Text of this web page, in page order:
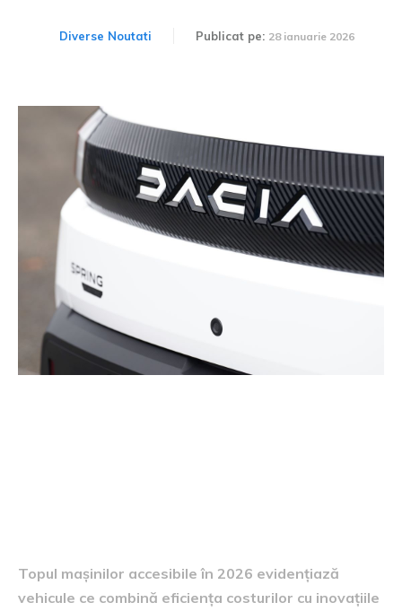
Diverse Noutati Publicat pe: 28 ianuarie 2026
Topul mașinilor accesibile în 2026 evidențiază
vehicule ce combină eficiența costurilor cu inovațiile